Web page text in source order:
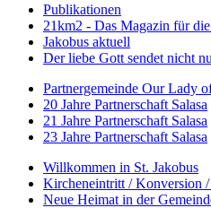
Publikationen
21km2 - Das Magazin für
Jakobus aktuell
Der liebe Gott sendet nicht
Partnergemeinde Our Lady
20 Jahre Partnerschaft Salasa
21 Jahre Partnerschaft Salasa
23 Jahre Partnerschaft Salasa
Willkommen in St. Jakobus
Kircheneintritt / Konversion /
Neue Heimat in der